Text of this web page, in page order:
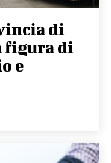
di
figura di
e